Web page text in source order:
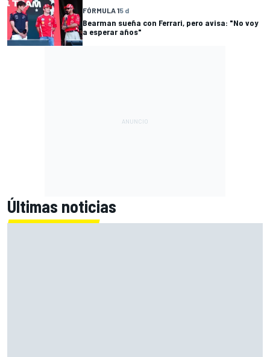
FÓRMULA 15 d
Bearman sueña con Ferrari, pero avisa: "No voy
a esperar años"
Últimas noticias